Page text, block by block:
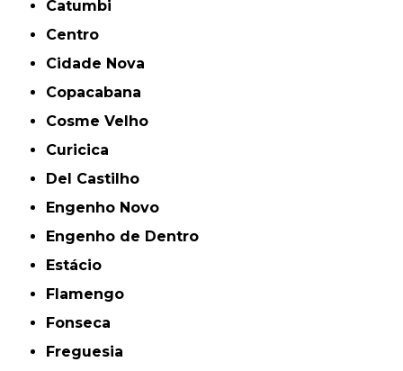
Catumbi
Centro
Cidade Nova
Copacabana
Cosme Velho
Curicica
Del Castilho
Engenho Novo
Engenho de Dentro
Estácio
Flamengo
Fonseca
Freguesia